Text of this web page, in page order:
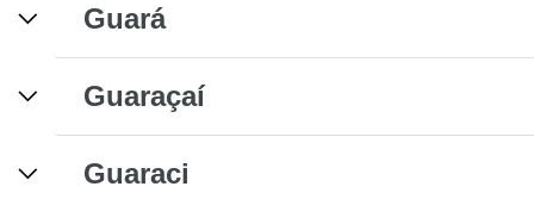
Guará
Guaraçaí
Guaraci